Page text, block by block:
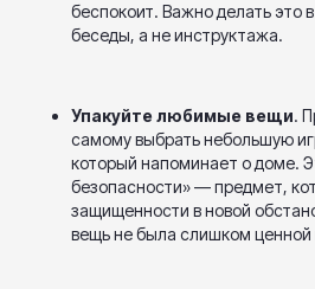
беспокоит. Важно делать это
беседы, а не инструктажа.
Упакуйте любимые вещи.
самому выбрать небольшую
который напоминает о доме.
безопасности» — предмет,
защищенности в новой
вещь не была слишком ценной